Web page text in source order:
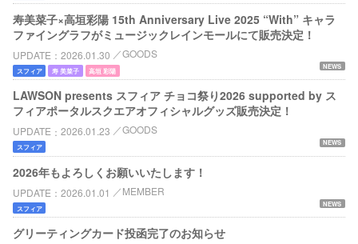
寿美菜子×高垣彩陽 15th Anniversary Live 2025 “With” キャラ
ファイングラフがミュージックレインモールにて販売決定！
UPDATE 2026.01.30 GOODS
NEWS
スフィア 寿 美菜子 高垣 彩陽
LAWSON presents スフィア チョコ祭り2026 supported by ス
フィアポータルスクエアオフィシャルグッズ販売決定！
UPDATE 2026.01.23 GOODS
NEWS
スフィア
2026年もよろしくお願いいたします！
UPDATE 2026.01.01 MEMBER
NEWS
スフィア
グリーティングカード投函完了のお知らせ